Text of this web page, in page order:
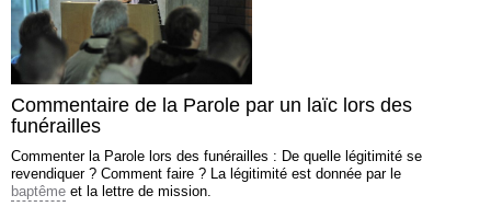
Commentaire de la Parole par un laïc lors des
funérailles
Commenter la Parole lors des funérailles : De quelle légitimité se
revendiquer ? Comment faire ? La légitimité est donnée par le
baptême et la lettre de mission.